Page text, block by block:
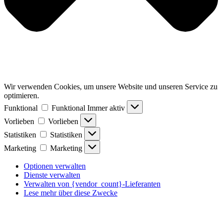
Wir verwenden Cookies, um unsere Website und unseren Service zu
optimieren.
Funktional
Funktional Immer aktiv
Vorlieben
Vorlieben
Statistiken
Statistiken
Marketing
Marketing
Optionen verwalten
Dienste verwalten
Verwalten von {vendor_count}-Lieferanten
Lese mehr über diese Zwecke